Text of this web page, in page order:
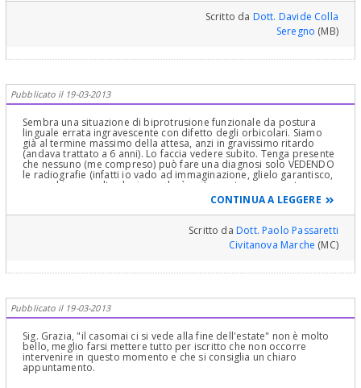
Scritto da Dott. Davide Colla
Seregno (MB)
Pubblicato il 19-03-2013
Sembra una situazione di biprotrusione funzionale da postura
linguale errata ingravescente con difetto degli orbicolari. Siamo
già al termine massimo della attesa, anzi in gravissimo ritardo
(andava trattato a 6 anni). Lo faccia vedere subito. Tenga presente
che nessuno (me compreso) può fare una diagnosi solo VEDENDO
le radiografie (infatti io vado ad immaginazione, glielo garantisco,
come chiunque altro le risponderà qui): queste vanno usate per
fare una analisi complessa che si chiama CEFALOMETRIA (legga sul
sito e sui miei siti cosa è): scelga solo dentisti che non si limitano a
guardare queste rx, ma che ne ricavano una vera analisi della
struttura ossea, ovvero la cefalometria.
CONTINUA A LEGGERE
Scritto daDott. Paolo Passaretti
Civitanova Marche (MC)
Pubblicato il 19-03-2013
Sig. Grazia, "il casomai ci si vede alla fine dell'estate" non è molto
bello, meglio farsi mettere tutto per iscritto che non occorre
intervenire in questo momento e che si consiglia un chiaro
appuntamento.